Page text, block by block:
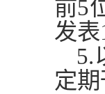
前5
发
5.
定